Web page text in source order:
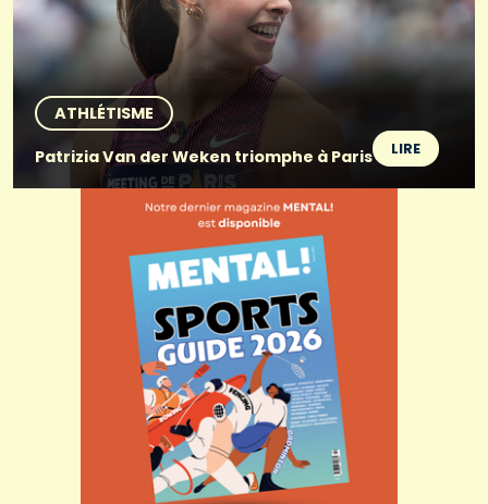
ATHLÉTISME
Patrizia Van der Weken triomphe à Paris
LIRE